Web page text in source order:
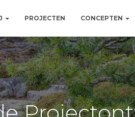
PROJECTEN CONCEPTEN